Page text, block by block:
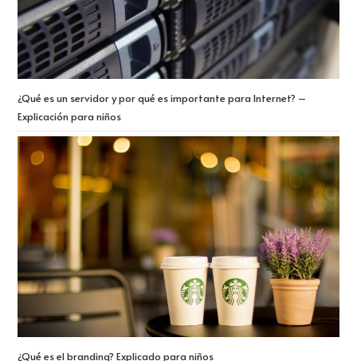
¿Qué es un servidor y por qué es importante para Internet? –
Explicación para niños
¿Qué es el branding? Explicado para niños